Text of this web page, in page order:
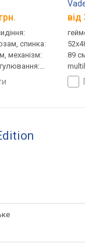
спинка:
механізм:
жорсткості
від
89